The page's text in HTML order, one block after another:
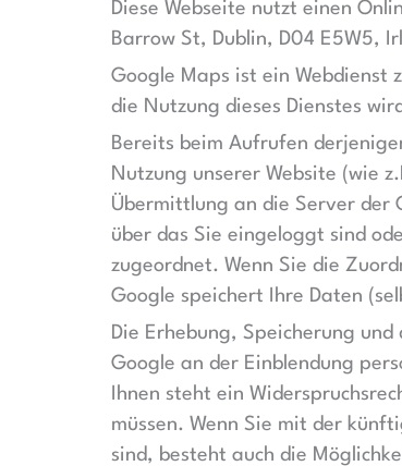
Diese Webseite nutzt einen
Barrow St, Dublin, D04 E5W5,
Google Maps ist ein Webdienst
die Nutzung dieses Dienstes
Bereits beim Aufrufen
Nutzung unserer Website (wie
Übermittlung an die Server der
über das Sie eingeloggt sind
zugeordnet. Wenn Sie die
Google speichert Ihre Daten
Die Erhebung, Speicherung
Google an der Einblendung
Ihnen steht ein
müssen. Wenn Sie mit der
sind, besteht auch die